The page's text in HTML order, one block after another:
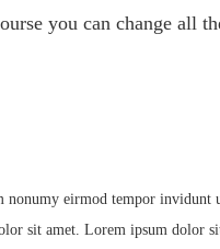
you can change all
eirmod tempor
sit amet. Lorem ipsum